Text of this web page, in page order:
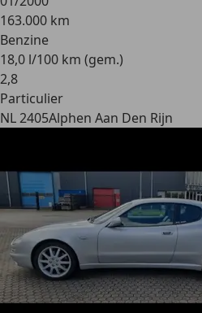
163.000 km
Benzine
18,0 l/100 km (gem.)
2,8
Particulier
NL 2405Alphen Aan Den Rijn